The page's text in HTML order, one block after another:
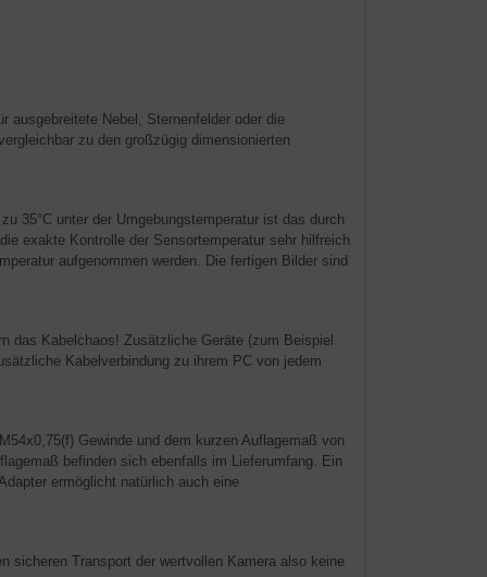
ausgebreitete Nebel, Sternenfelder oder die
zu den großzügig dimensionierten
35°C unter der Umgebungstemperatur ist das durch
exakte Kontrolle der Sensortemperatur sehr hilfreich
aufgenommen werden. Die fertigen Bilder sind
das Kabelchaos! Zusätzliche Geräte (zum Beispiel
Kabelverbindung zu ihrem PC von jedem
Gewinde und dem kurzen Auflagemaß von
befinden sich ebenfalls im Lieferumfang. Ein
ermöglicht natürlich auch eine
sicheren Transport der wertvollen Kamera also keine